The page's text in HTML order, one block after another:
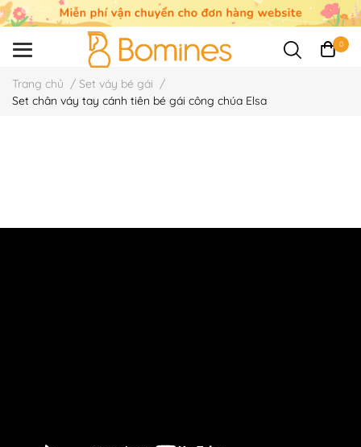
0
Trang chủ / Set váy bé gái /
Set chân váy tay cánh tiên bé gái công chúa Elsa